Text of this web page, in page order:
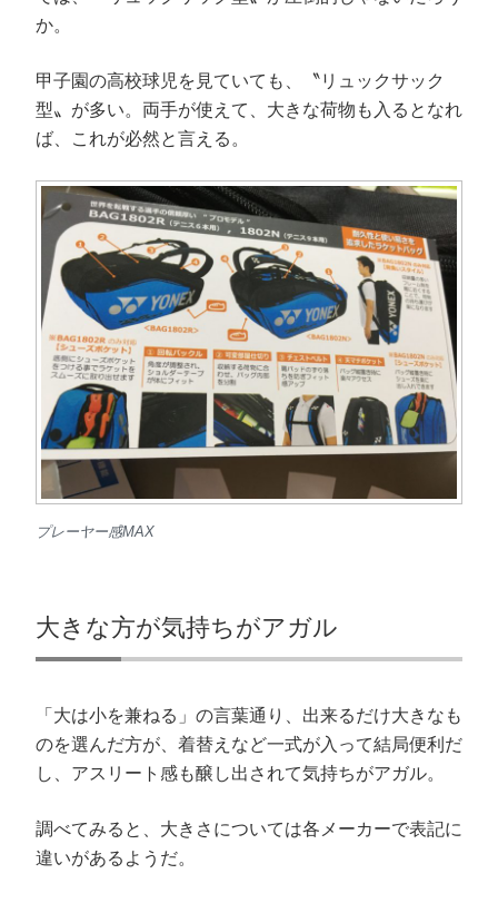
か。
甲子園の高校球児を見ていても、〝リュックサック
型〟が多い。両手が使えて、大きな荷物も入るとなれ
ば、これが必然と言える。
プレーヤー感MAX
大きな方が気持ちがアガル
「大は小を兼ねる」の言葉通り、出来るだけ大きなも
のを選んだ方が、着替えなど一式が入って結局便利だ
し、アスリート感も醸し出されて気持ちがアガル。
調べてみると、大きさについては各メーカーで表記に
違いがあるようだ。